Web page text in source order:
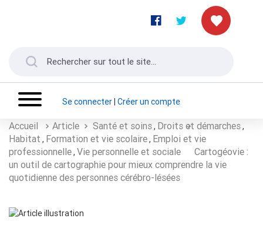
Se connecter| Créer un compte
Accueil Article Santé et soins, Droits et démarches,
Habitat , Formation et vie scolaire, Emploi et vie
professionnelle, Vie personnelle et sociale
Cartogéovie :
un outil de cartographie pour mieux comprendre la vie
quotidienne des personnes cérébro-lésées